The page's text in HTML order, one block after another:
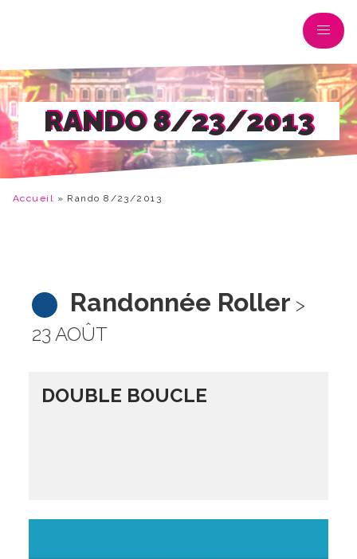
RANDO 8/23/2013
Accueil » Rando 8/23/2013
Randonnée Roller >
23 AOÛT
DOUBLE BOUCLE